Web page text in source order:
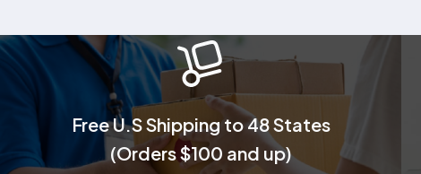
Free U.S Shipping to 48 States
(Orders $100 and up)